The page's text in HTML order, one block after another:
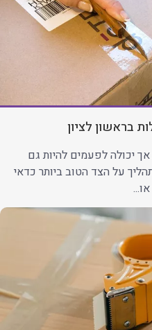
בראשון לציון
יכולה לפעמים להיות גם
על הצד הטוב ביותר כדאי